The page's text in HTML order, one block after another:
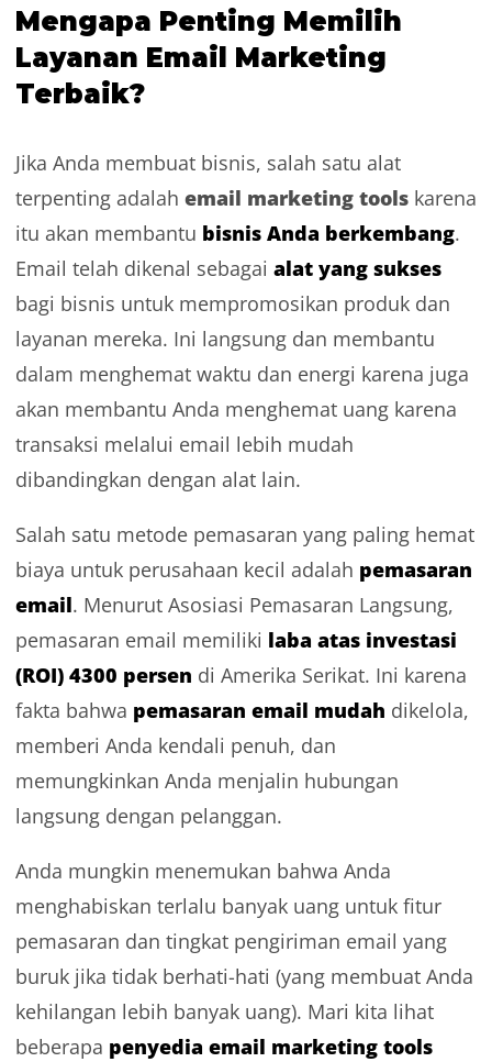
Mengapa Penting Memilih
Layanan Email Marketing
Terbaik?
Jika Anda membuat bisnis, salah satu alat
terpenting adalah email marketing toolskarena
itu akan membantu bisnis Anda berkembang.
Email telah dikenal sebagai alat yang sukses
bagi bisnis untuk mempromosikan produk dan
layanan mereka. Ini langsung dan membantu
dalam menghemat waktu dan energi karena juga
akan membantu Anda menghemat uang karena
transaksi melalui email lebih mudah
dibandingkan dengan alat lain.
Salah satu metode pemasaran yang paling hemat
biaya untuk perusahaan kecil adalah pemasaran
email. Menurut Asosiasi Pemasaran Langsung,
pemasaran email memiliki laba atas investasi
(ROI) 4300 persen di Amerika Serikat. Ini karena
fakta bahwa pemasaran email mudah dikelola,
memberi Anda kendali penuh, dan
memungkinkan Anda menjalin hubungan
langsung dengan pelanggan.
Anda mungkin menemukan bahwa Anda
menghabiskan terlalu banyak uang untuk fitur
pemasaran dan tingkat pengiriman email yang
buruk jika tidak berhati-hati (yang membuat Anda
kehilangan lebih banyak uang). Mari kita lihat
beberapa penyedia email marketing tools